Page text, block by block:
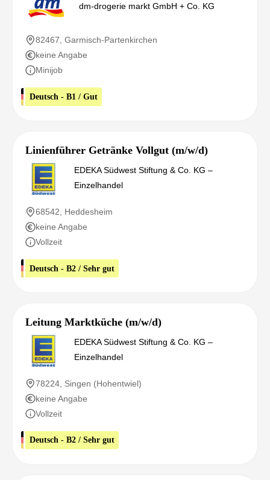
dm-drogerie markt GmbH + Co. KG
82467, Garmisch-Partenkirchen
keine Angabe
Minijob
Deutsch - B1 / Gut
Linienführer Getränke Vollgut (m/w/d)
EDEKA Südwest Stiftung & Co. KG –
Einzelhandel
68542, Heddesheim
keine Angabe
Vollzeit
Deutsch - B2 / Sehr gut
Leitung Marktküche (m/w/d)
EDEKA Südwest Stiftung & Co. KG –
Einzelhandel
78224, Singen (Hohentwiel)
keine Angabe
Vollzeit
Deutsch - B2 / Sehr gut